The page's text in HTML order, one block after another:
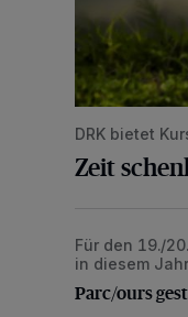
DRK bietet
Zeit
Parc/ours
Für den 19./
in diesem Jahr
Parc/ours